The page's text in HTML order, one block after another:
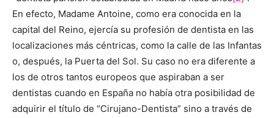
En efecto, Madame Antoine, como era conocida en la
capital del Reino, ejercía su profesión de dentista en las
localizaciones más céntricas, como la calle de las Infantas
o, después, la Puerta del Sol. Su caso no era diferente a
los de otros tantos europeos que aspiraban a ser
dentistas cuando en España no había otra posibilidad de
adquirir el título de “Cirujano-Dentista” sino a través de